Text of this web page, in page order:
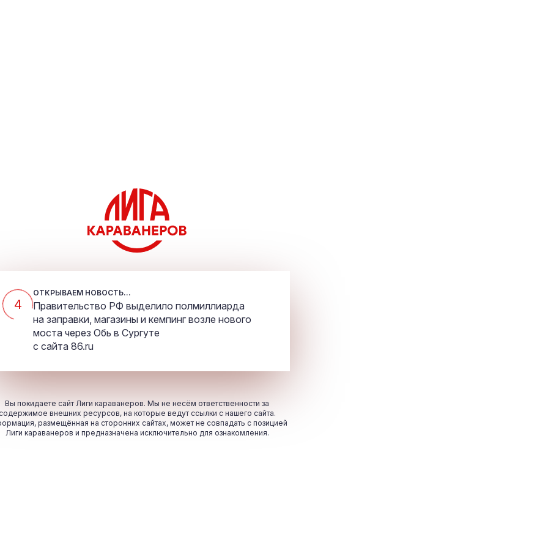
4
ОТКРЫВАЕМ НОВОСТЬ...
Правительство РФ выделило полмиллиарда
на заправки, магазины и кемпинг возле нового
моста через Обь в Сургуте
с сайта 86.ru
Вы покидаете сайт Лиги караванеров. Мы не несём ответственности за
внешних ресурсов, на которые ведут ссылки с нашего сайта.
размещённая на сторонних сайтах, может не совпадать с позицией
Лиги караванеров и предназначена исключительно для ознакомления.